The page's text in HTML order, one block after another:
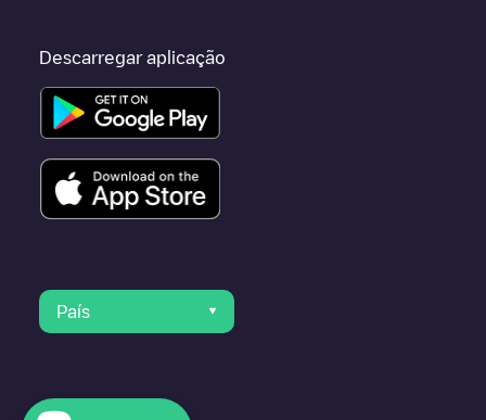
Descarregar aplicação
País